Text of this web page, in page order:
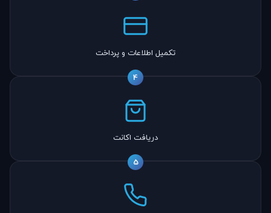
تکمیل اطلاعات و پرداخت
4
دریافت اکانت
5